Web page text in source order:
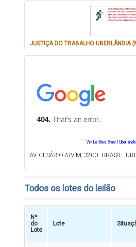
JUSTIÇA DO TRABALHO UBERLÂNDIA
Ver Leilões Brasil
AV. CESÁRIO ALVIM, 3200 - BRASIL -
Todos os lotes do leilão
Nº
do
Lote
Lote